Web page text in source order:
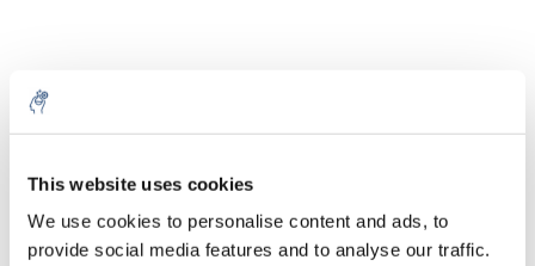
This website uses cookies
We use cookies to personalise content and ads, to
provide social media features and to analyse our traffic.
1 Stuk Excl. btw
€25,05
Incl. btw